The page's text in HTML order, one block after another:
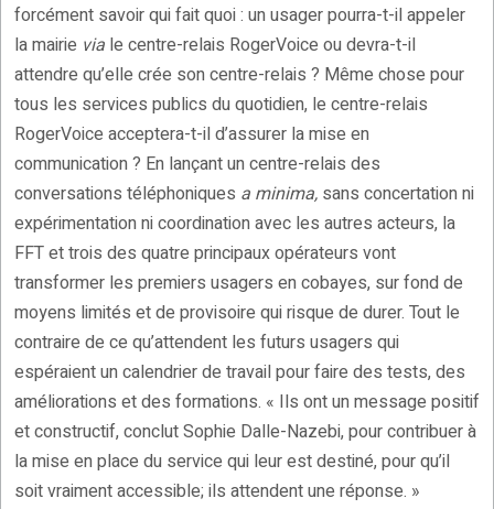
forcément savoir qui fait quoi : un usager pourra-t-il appeler
la mairie via le centre-relais RogerVoice ou devra-t-il
attendre qu’elle crée son centre-relais ? Même chose pour
tous les services publics du quotidien, le centre-relais
RogerVoice acceptera-t-il d’assurer la mise en
communication ? En lançant un centre-relais des
conversations téléphoniques a minima, sans concertation ni
expérimentation ni coordination avec les autres acteurs, la
FFT et trois des quatre principaux opérateurs vont
transformer les premiers usagers en cobayes, sur fond de
moyens limités et de provisoire qui risque de durer. Tout le
contraire de ce qu’attendent les futurs usagers qui
espéraient un calendrier de travail pour faire des tests, des
améliorations et des formations. « Ils ont un message positif
et constructif, conclut Sophie Dalle-Nazebi, pour contribuer à
la mise en place du service qui leur est destiné, pour qu’il
soit vraiment accessible; ils attendent une réponse. »